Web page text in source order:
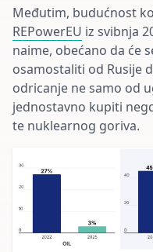
Međutim, budućnost
REPowerEU iz svibnja
naime, obećano da će
osamostaliti od Rusije
odricanje ne samo od
jednostavno kupiti
te nuklearnog goriva.